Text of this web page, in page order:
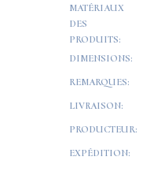
MATÉRIAUX
DES
PRODUITS:
DIMENSIONS:
REMARQUES:
LIVRAISON:
PRODUCTEUR:
EXPÉDITION: